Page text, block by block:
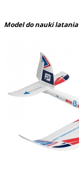
Model do nauki latania